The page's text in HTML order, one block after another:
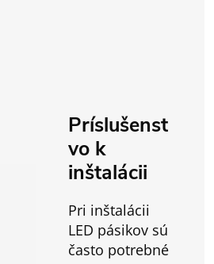
Príslušenst
vo k
inštalácii
Pri inštalácii
LED pásikov sú
často potrebné